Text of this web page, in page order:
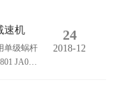
，刀具
离称为
速机
单级蜗杆
JA008-
24
2018-12